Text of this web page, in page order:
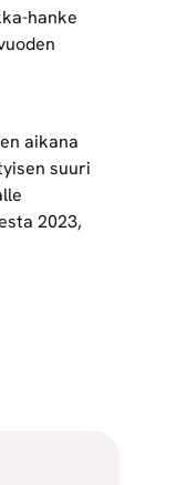
hanke
aikana
suuri
2023,